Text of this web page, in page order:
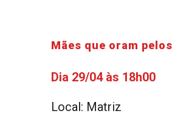
Mães que oram
Dia 29/04 às 18h00
Local: Matriz